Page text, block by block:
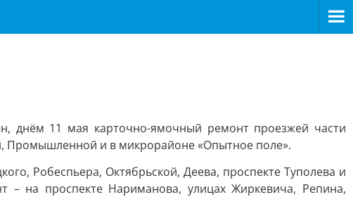
днём 11 мая карточно-ямочный ремонт проезжей части
Промышленной и в микрорайоне «Опытное поле».
Робеспьера, Октябрьской, Деева, проспекте Туполева и
на проспекте Нариманова, улицах Жиркевича, Репина,